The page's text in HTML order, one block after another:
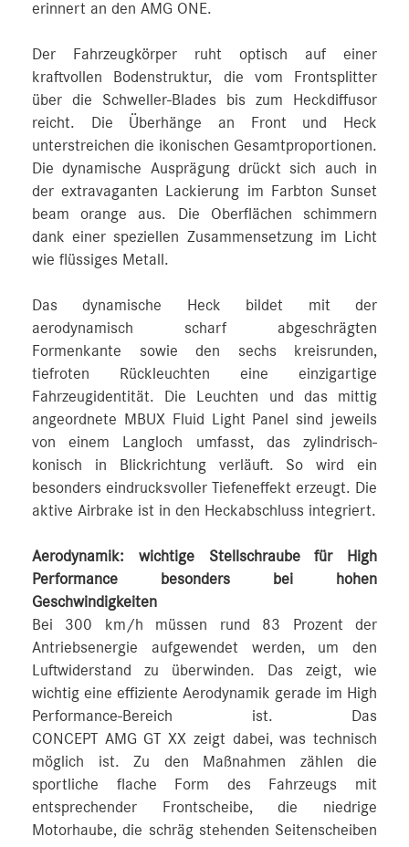
erinnert an den AMG ONE.
Der Fahrzeugkörper ruht optisch auf einer
kraftvollen Bodenstruktur, die vom Frontsplitter
über die Schweller-Blades bis zum Heckdiffusor
reicht. Die Überhänge an Front und Heck
unterstreichen die ikonischen Gesamtproportionen.
Die dynamische Ausprägung drückt sich auch in
der extravaganten Lackierung im Farbton Sunset
beam orange aus. Die Oberflächen schimmern
dank einer speziellen Zusammensetzung im Licht
wie flüssiges Metall.
Das dynamische Heck bildet mit der
aerodynamisch scharf abgeschrägten
Formenkante sowie den sechs kreisrunden,
tiefroten Rückleuchten eine einzigartige
Fahrzeugidentität. Die Leuchten und das mittig
angeordnete MBUX Fluid Light Panel sind jeweils
von einem Langloch umfasst, das zylindrisch-
konisch in Blickrichtung verläuft. So wird ein
besonders eindrucksvoller Tiefeneffekt erzeugt. Die
aktive Airbrake ist in den Heckabschluss integriert.
Aerodynamik: wichtige Stellschraube für High
Performance besonders bei hohen
Geschwindigkeiten
Bei 300 km/h müssen rund 83 Prozent der
Antriebsenergie aufgewendet werden, um den
Luftwiderstand zu überwinden. Das zeigt, wie
wichtig eine effiziente Aerodynamik gerade im High
Performance-Bereich ist. Das
CONCEPT AMG GT XX zeigt dabei, was technisch
möglich ist. Zu den Maßnahmen zählen die
sportliche flache Form des Fahrzeugs mit
entsprechender Frontscheibe, die niedrige
Motorhaube, die schräg stehenden Seitenscheiben